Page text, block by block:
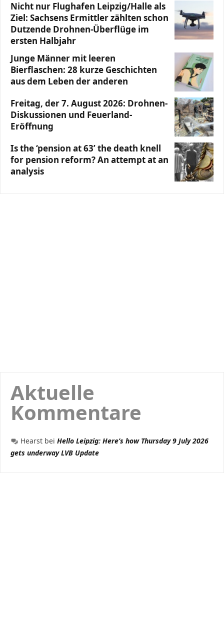
Nicht nur Flughafen Leipzig/Halle als
Ziel: Sachsens Ermittler zählten schon
Dutzende Drohnen-Überflüge im
ersten Halbjahr
Junge Männer mit leeren
Bierflaschen: 28 kurze Geschichten
aus dem Leben der anderen
Freitag, der 7. August 2026: Drohnen-
Diskussionen und Feuerland-
Eröffnung
Is the ‘pension at 63’ the death knell
for pension reform? An attempt at an
analysis
Aktuelle
Kommentare
Hearst bei Hello Leipzig: Here’s how Thursday 9 July 2026
gets underway LVB Update